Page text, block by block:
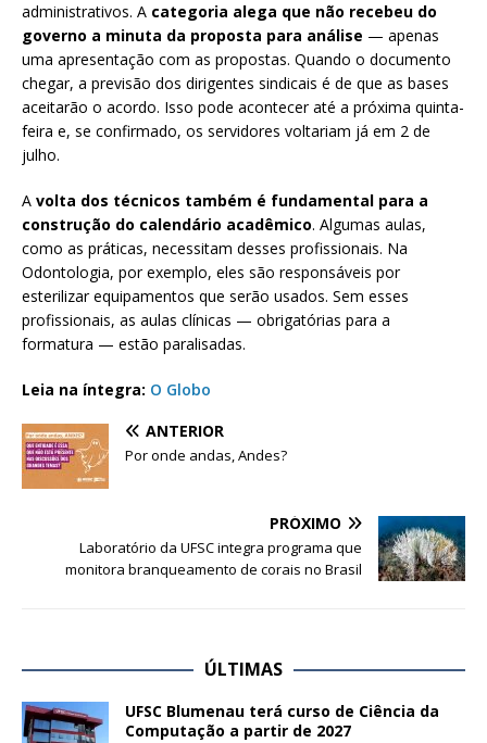
administrativos. A categoria alega que não recebeu do
governo a minuta da proposta para análise — apenas
uma apresentação com as propostas. Quando o documento
chegar, a previsão dos dirigentes sindicais é de que as bases
aceitarão o acordo. Isso pode acontecer até a próxima quinta-
feira e, se confirmado, os servidores voltariam já em 2 de
julho.
A volta dos técnicos também é fundamental para a
construção do calendário acadêmico. Algumas aulas,
como as práticas, necessitam desses profissionais. Na
Odontologia, por exemplo, eles são responsáveis por
esterilizar equipamentos que serão usados. Sem esses
profissionais, as aulas clínicas — obrigatórias para a
formatura — estão paralisadas.
Leia na íntegra: O Globo
ANTERIOR
Por onde andas, Andes?
PRÓXIMO
Laboratório da UFSC integra programa que
monitora branqueamento de corais no Brasil
ÚLTIMAS
UFSC Blumenau terá curso de Ciência da
Computação a partir de 2027